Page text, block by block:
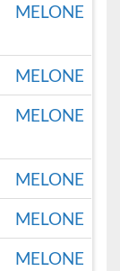
MELONE
MELONE
MELONE
MELONE
MELONE
MELONE